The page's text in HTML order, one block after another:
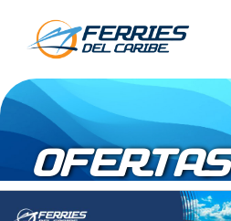
OFERTAS